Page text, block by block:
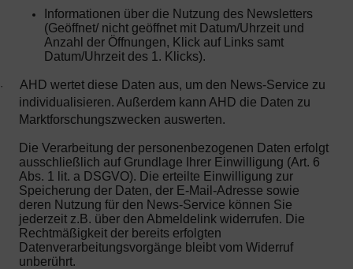
Informationen über die Nutzung des Newsletters
(Geöffnet/ nicht geöffnet mit Datum/Uhrzeit und
Anzahl der Öffnungen, Klick auf Links samt
Datum/Uhrzeit des 1. Klicks).
·
AHD wertet diese Daten aus, um den News-Service zu
individualisieren. Außerdem kann AHD die Daten zu
Marktforschungszwecken auswerten.
Die Verarbeitung der personenbezogenen Daten erfolgt
ausschließlich auf Grundlage Ihrer Einwilligung (Art. 6
Abs. 1 lit. a DSGVO). Die erteilte Einwilligung zur
Speicherung der Daten, der E-Mail-Adresse sowie
deren Nutzung für den News-Service können Sie
jederzeit z.B. über den Abmeldelink widerrufen. Die
Rechtmäßigkeit der bereits erfolgten
Datenverarbeitungsvorgänge bleibt vom Widerruf
unberührt.